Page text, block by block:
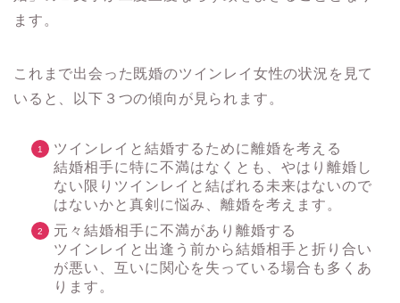
ます。
これまで出会った既婚のツインレイ女性の状況を見て
いると、以下３つの傾向が見られます。
ツインレイと結婚するために離婚を考える
結婚相手に特に不満はなくとも、やはり離婚し
ない限りツインレイと結ばれる未来はないので
はないかと真剣に悩み、離婚を考えます。
元々結婚相手に不満があり離婚する
ツインレイと出逢う前から結婚相手と折り合い
が悪い、互いに関心を失っている場合も多くあ
ります。